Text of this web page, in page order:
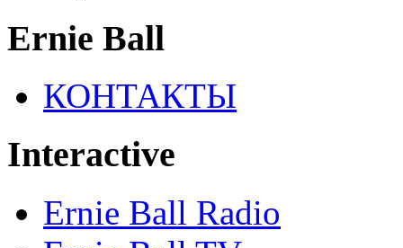
Ernie Ball
КОНТАКТЫ
Interactive
Ernie Ball Radio